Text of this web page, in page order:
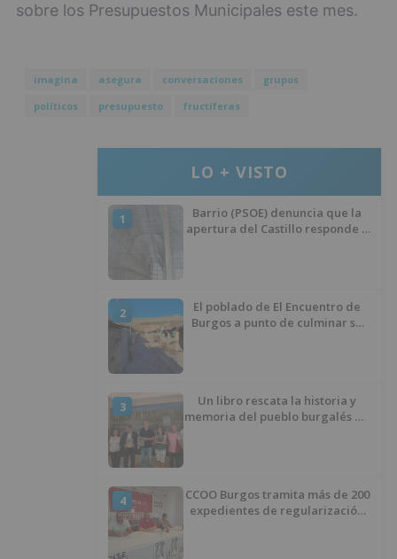
sobre los Presupuestos Municipales este mes.
imagina asegura conversaciones
grupos
políticos
presupuesto fructíferas
LO + VISTO
1
Barrio (PSOE) denuncia que la
apertura del Castillo responde a
2
El poblado de El Encuentro de
Burgos a punto de culminar su
3
Un libro rescata la historia y
memoria del pueblo burgalés de
4
CCOO Burgos tramita más de 200
expedientes de regularización